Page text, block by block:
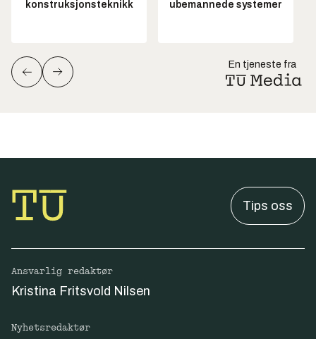
konstruksjonsteknikk
ubemannede systemer
En tjeneste fra
Tips oss
Ansvarlig redaktør
Kristina Fritsvold Nilsen
Nyhetsredaktør